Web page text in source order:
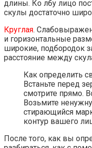
длины. Ко лбу лицо
скулы достаточно
Круглая.
и горизонтальные
широкие, подбородок
расстояние между
Как определить
Встаньте перед
смотрите прямо.
Возьмите
стирающийся
контур вашего
После того, как вы